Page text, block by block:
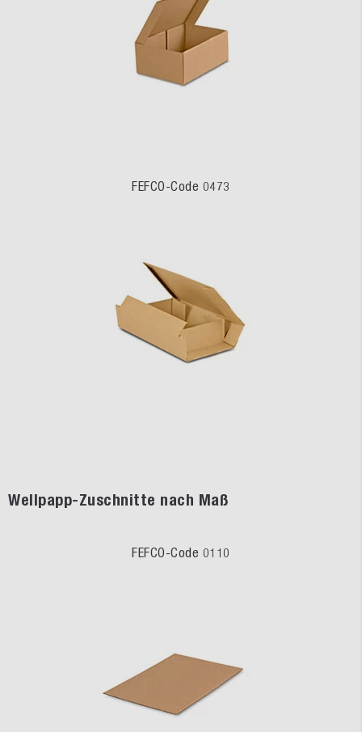
FEFCO-Code 0473
Wellpapp-Zuschnitte nach Maß
FEFCO-Code 0110